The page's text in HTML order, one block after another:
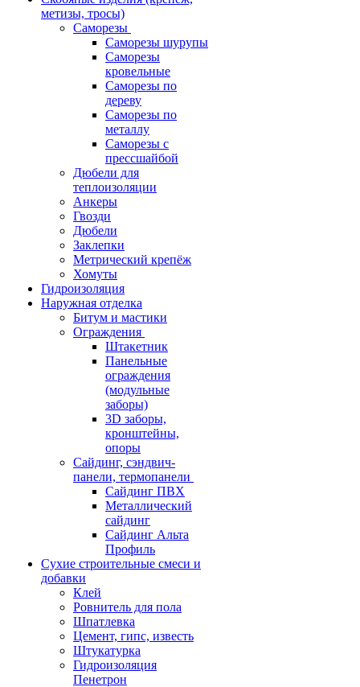
метизы, тросы)
Саморезы
Саморезы шурупы
Саморезы
кровельные
Саморезы по
дереву
Саморезы по
металлу
Саморезы с
прессшайбой
Дюбели для
теплоизоляции
Анкеры
Гвозди
Дюбели
Заклепки
Метрический крепёж
Хомуты
Гидроизоляция
Наружная отделка
Битум и мастики
Ограждения
Штакетник
Панельные
ограждения
(модульные
заборы)
3D заборы,
кронштейны,
опоры
Cайдинг, сэндвич-
панели, термопанели
Сайдинг ПВХ
Металлический
сайдинг
Сайдинг Альта
Профиль
Сухие строительные смеси и
добавки
Клей
Ровнитель для пола
Шпатлевка
Цемент, гипс, известь
Штукатурка
Гидроизоляция
Пенетрон